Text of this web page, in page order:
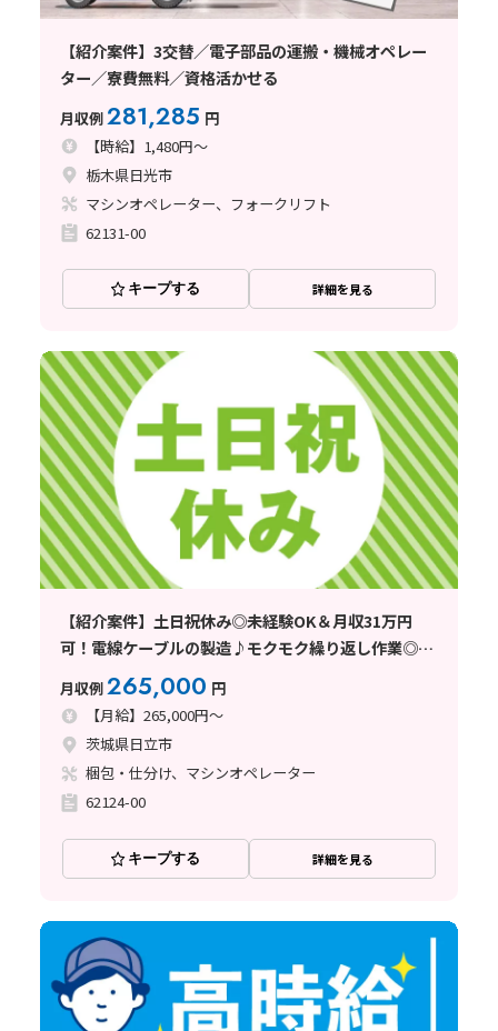
【紹介案件】3交替／電子部品の運搬・機械オペレー
ター／寮費無料／資格活かせる
月収例281,285 円
【時給】1,480円～
栃木県日光市
マシンオペレーター、フォークリフト
62131-00
キープする 詳細を見る
【紹介案件】土日祝休み◎未経験OK＆月収31万円
可！電線ケーブルの製造♪モクモク繰り返し作業◎社
宅費全額補助
月収例265,000 円
【月給】265,000円～
茨城県日立市
梱包・仕分け、マシンオペレーター
62124-00
キープする 詳細を見る